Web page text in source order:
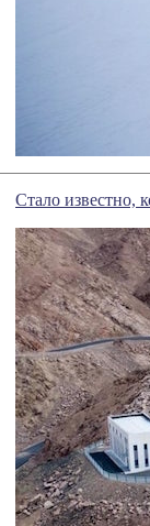
Стало известно,